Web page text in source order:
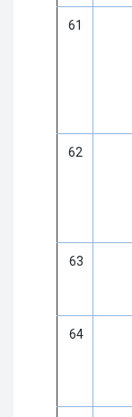
61
62
63
64